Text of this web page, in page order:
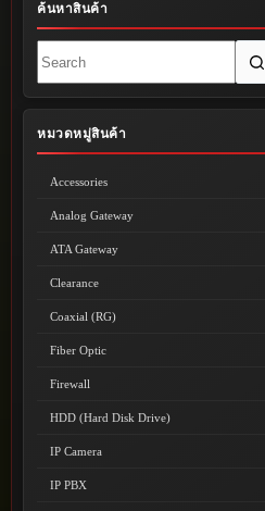
ค้นหาสินค้า
results
หมวดหมู่สินค้า
Accessories
Analog Gateway
ATA Gateway
Clearance
Coaxial (RG)
Fiber Optic
Firewall
HDD (Hard Disk Drive)
IP Camera
IP PBX